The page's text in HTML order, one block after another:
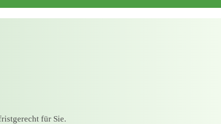
für Sie.